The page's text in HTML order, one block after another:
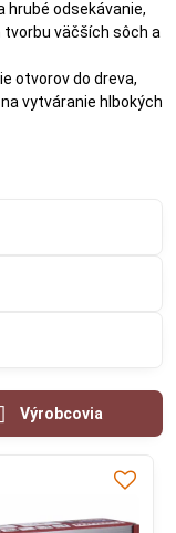
hrubé odsekávanie,
tvorbu väčších sôch a
otvorov do dreva,
vytváranie hlbokých
Výrobcovia